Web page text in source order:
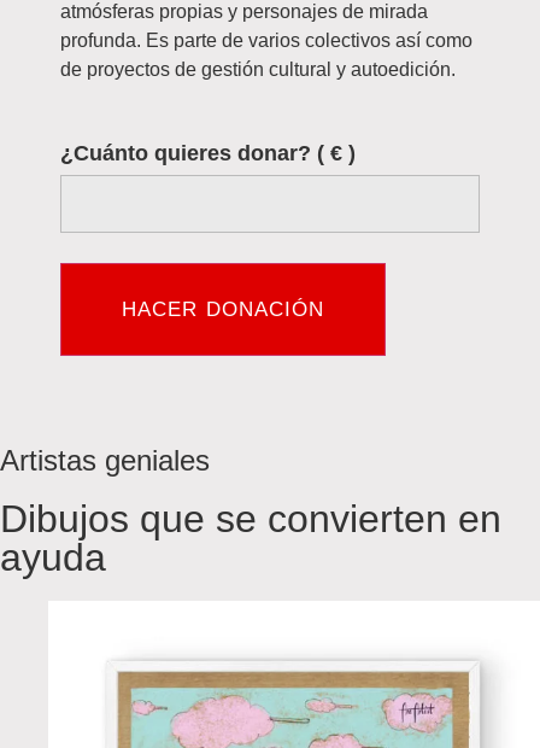
atmósferas propias y personajes de mirada
profunda. Es parte de varios colectivos así como
de proyectos de gestión cultural y autoedición.
¿Cuánto quieres donar? ( € )
HACER DONACIÓN
Artistas geniales
Dibujos que se convierten en
ayuda